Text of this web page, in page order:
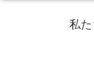
私